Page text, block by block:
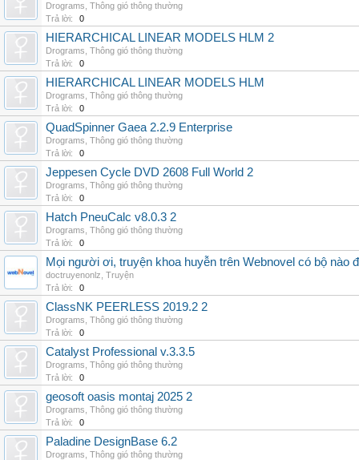
Drograms Thông gió thông thường
Trả lời:
0
HIERARCHICAL LINEAR MODELS HLM 2
Drograms Thông gió thông thường
Trả lời:
0
HIERARCHICAL LINEAR MODELS HLM
Drograms Thông gió thông thường
Trả lời:
0
QuadSpinner Gaea 2.2.9 Enterprise
Drograms Thông gió thông thường
Trả lời:
0
Jeppesen Cycle DVD 2608 Full World 2
Drograms Thông gió thông thường
Trả lời:
0
Hatch PneuCalc v8.0.3 2
Drograms Thông gió thông thường
Trả lời:
0
Mọi người ơi, truyện khoa huyễn trên Webnovel có bộ nào
doctruyenonlz Truyện
Trả lời:
0
ClassNK PEERLESS 2019.2 2
Drograms Thông gió thông thường
Trả lời:
0
Catalyst Professional v.3.3.5
Drograms Thông gió thông thường
Trả lời:
0
geosoft oasis montaj 2025 2
Drograms Thông gió thông thường
Trả lời:
0
Paladine DesignBase 6.2
Drograms Thông gió thông thường